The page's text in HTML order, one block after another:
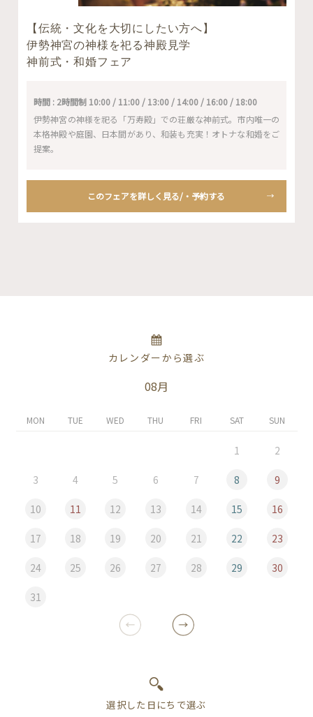
【伝統・文化を大切にしたい方へ】
伊勢神宮の神様を祀る神殿見学
神前式・和婚フェア
時間 : 2時間制 10:00 / 11:00 / 13:00 / 14:00 / 16:00 / 18:00
伊勢神宮の神様を祀る「万寿殿」での荘厳な神前式。市内唯一の
本格神殿や庭園、日本間があり、和装も充実！オトナな和婚をご
提案。
このフェアを詳しく見る/・予約する
カレンダーから選ぶ
08月
MON TUE WED THU FRI SAT SUN
1 2
3 4 5 6 7 8 9
10 11 12 13 14 15 16
17 18 19 20 21 22 23
24 25 26 27 28 29 30
31